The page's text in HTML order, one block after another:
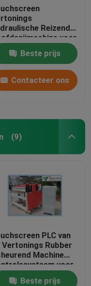
Reizende
voor
Zachte
Beste prijs
Contacteer ons
(9)
PLC van
Vertonings Rubber
Machine
voor
Beste prijs